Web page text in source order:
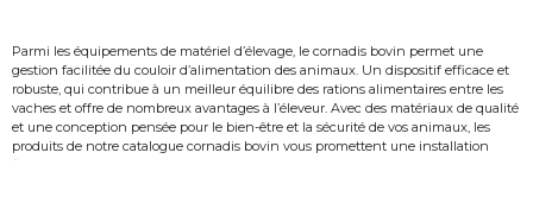
Parmi les équipements de matériel d’élevage, le cornadis bovin permet une
gestion facilitée du couloir d’alimentation des animaux. Un dispositif efficace et
robuste, qui contribue à un meilleur équilibre des rations alimentaires entre les
vaches et offre de nombreux avantages à l’éleveur. Avec des matériaux de qualité
et une conception pensée pour le bien-être et la sécurité de vos animaux, les
produits de notre catalogue cornadis bovin vous promettent une installation
fiable pour votre ferme.